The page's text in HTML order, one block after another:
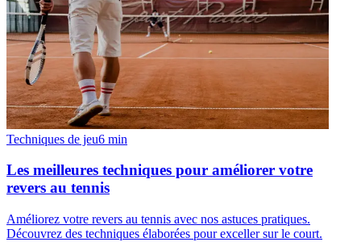
Techniques de jeu6 min
Les meilleures techniques pour améliorer votre
revers au tennis
Améliorez votre revers au tennis avec nos astuces pratiques.
Découvrez des techniques élaborées pour exceller sur le court.